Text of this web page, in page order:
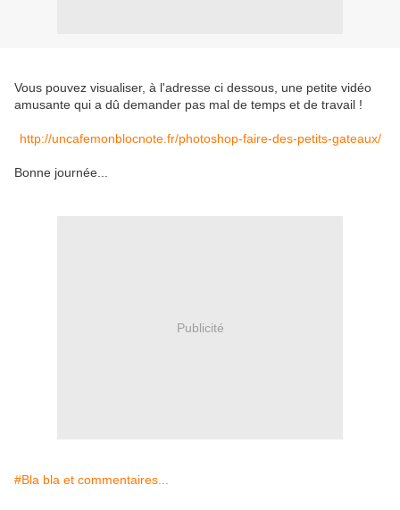
Vous pouvez visualiser, à l'adresse ci dessous, une petite vidéo
amusante qui a dû demander pas mal de temps et de travail !
http://uncafemonblocnote.fr/photoshop-faire-des-petits-gateaux/
Bonne journée...
Publicité
#Bla bla et commentaires...